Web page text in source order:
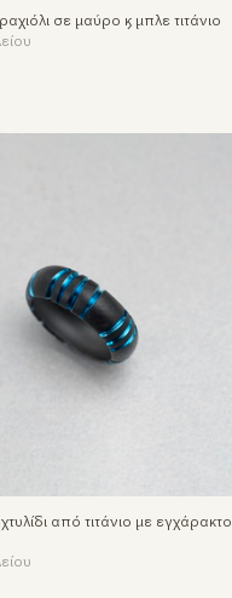
σε μαύρο & μπλε τιτάνιο
από τιτάνιο με εγχάρακτο